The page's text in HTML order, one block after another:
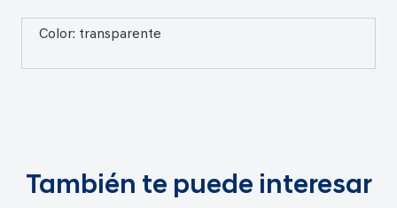
Color: transparente
También te puede interesar